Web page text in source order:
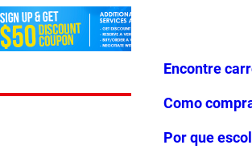
Favoritos Menu
Encontre
Como
Por que